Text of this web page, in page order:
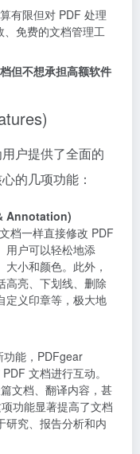
有限但对 PDF 处理
免费的文档管理工
但不想承担高额软件
户提供了全面的
的几项功能：
Annotation)
档一样直接修改 PDF
用户可以轻松地添
小和颜色。此外，
高亮、下划线、删除
定义印章等，极大地
能，PDFgear
文档进行互动。
文档、翻译内容，甚
功能显著提高了文档
研究、报告分析和内